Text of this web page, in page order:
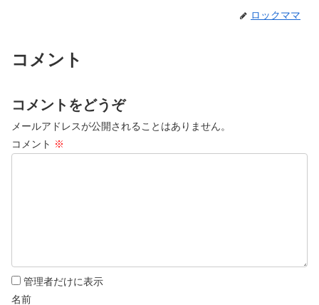
ロックママ
コメント
コメントをどうぞ
メールアドレスが公開されることはありません。
コメント ※
管理者だけに表示
名前